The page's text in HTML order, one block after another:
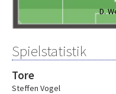
D.
Spielstatistik
Tore
Steffen Vogel